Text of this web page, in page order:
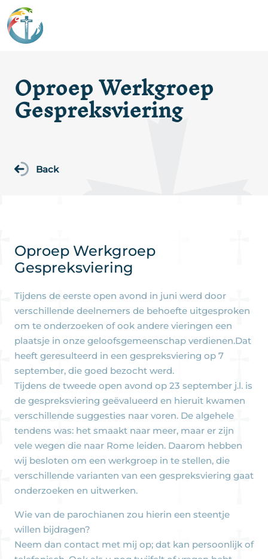
Oproep Werkgroep
Gespreksviering
Back
Oproep Werkgroep
Gespreksviering
Tijdens de eerste open avond in juni werd door
verschillende deelnemers de behoefte uitgesproken
om te onderzoeken of ook andere vieringen een
plaatsje in onze geloofsgemeenschap verdienen.Dat
heeft geresulteerd in een gespreksviering op 7
september, die goed bezocht werd.
Tijdens de tweede open avond op 23 september j.l. is
de gespreksviering geëvalueerd en hieruit kwamen
verschillende suggesties naar voren. De algehele
tendens was: het smaakt naar meer, maar er zijn
vele wegen die naar Rome leiden. Daarom hebben
wij besloten om een werkgroep in te stellen, die
verschillende varianten van een gespreksviering gaat
onderzoeken en uitwerken.
Wie van de parochianen zou hierin een steentje
willen bijdragen?
Neem dan contact met mij op; dat kan persoonlijk of